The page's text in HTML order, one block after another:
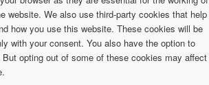
website. We also use third-party cookies that help
how you use this website. These cookies will be
with your consent. You also have the option to
opting out of some of these cookies may affect